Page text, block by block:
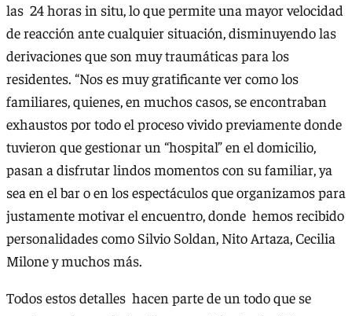
las 24 horas in situ, lo que permite una mayor velocidad
de reacción ante cualquier situación, disminuyendo las
derivaciones que son muy traumáticas para los
residentes. “Nos es muy gratificante ver como los
familiares, quienes, en muchos casos, se encontraban
exhaustos por todo el proceso vivido previamente donde
tuvieron que gestionar un “hospital” en el domicilio,
pasan a disfrutar lindos momentos con su familiar, ya
sea en el bar o en los espectáculos que organizamos para
justamente motivar el encuentro, donde hemos recibido
personalidades como Silvio Soldan, Nito Artaza, Cecilia
Milone y muchos más.
Todos estos detalles hacen parte de un todo que se